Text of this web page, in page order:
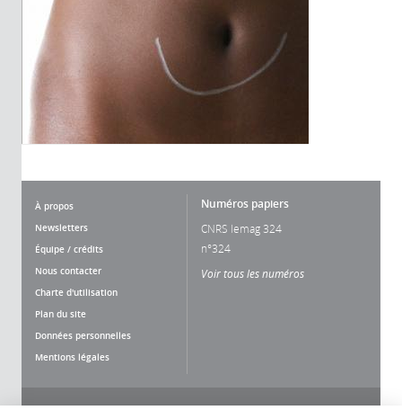
À propos
Newsletters
Équipe / crédits
Nous contacter
Charte d'utilisation
Plan du site
Données personnelles
Mentions légales
Numéros papiers
CNRS lemag 324
n°324
Voir tous les numéros